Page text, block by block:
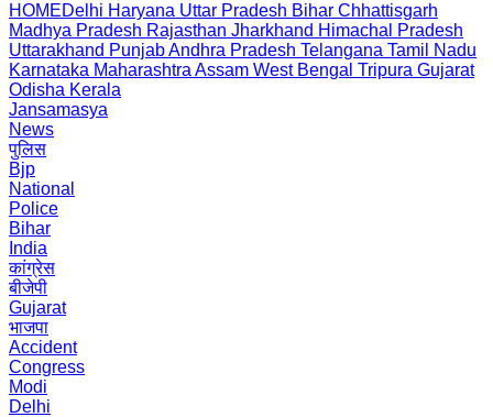
HOMEDelhi Haryana Uttar Pradesh Bihar Chhattisgarh
Madhya Pradesh Rajasthan Jharkhand Himachal Pradesh
Uttarakhand PunjabAndhra Pradesh Telangana Tamil Nadu
Karnataka Maharashtra Assam West Bengal Tripura Gujarat
Odisha Kerala
Jansamasya
News
पुलिस
Bjp
National
Police
Bihar
India
कांग्रेस
बीजेपी
Gujarat
भाजपा
Accident
Congress
Modi
Delhi